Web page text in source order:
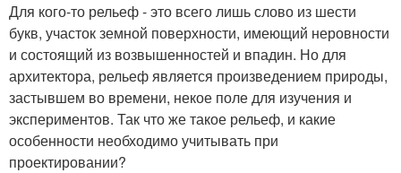
Для кого-то рельеф - это всего лишь слово из шести
букв, участок земной поверхности, имеющий неровности
и состоящий из возвышенностей и впадин. Но для
архитектора, рельеф является произведением природы,
застывшем во времени, некое поле для изучения и
экспериментов. Так что же такое рельеф, и какие
особенности необходимо учитывать при
проектировании?